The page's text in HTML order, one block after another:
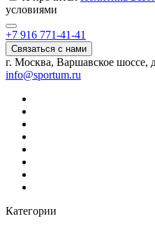
условиями
+7 916 771-41-41
Связаться с нами
г. Москва, Варшавское шоссе,
info@sportum.ru
Категории